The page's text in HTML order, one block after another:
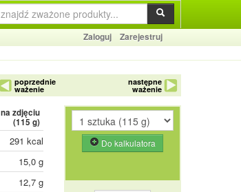
Zaloguj
Zarejestruj
poprzednie
ważenie
następne
ważenie
na zdjęciu
(115 g)
291 kcal
15,0 g
12,7 g
Do kalkulatora